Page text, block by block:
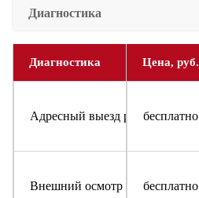
Диагностика
Цена, руб.
бесплатно
бесплатно
Диагностика
Адресный выезд районного
Внешний осмотр